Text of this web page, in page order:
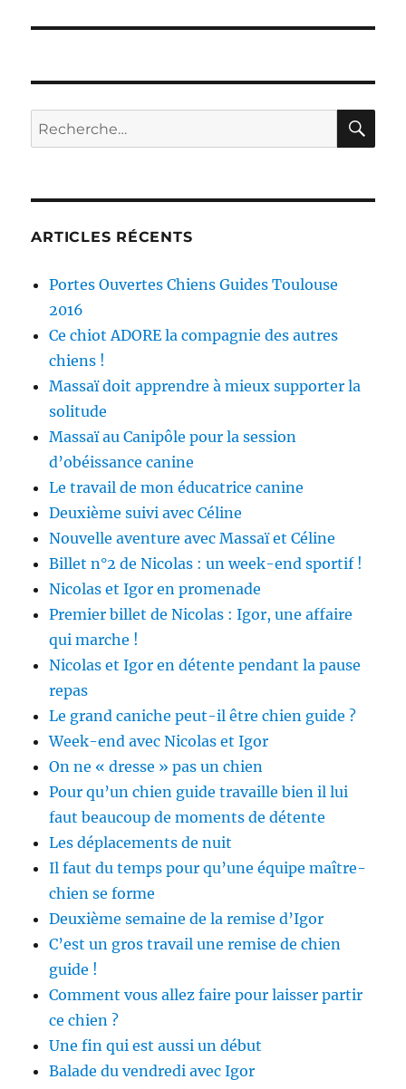
Recherche
pour :
ARTICLES RÉCENTS
Portes Ouvertes Chiens Guides Toulouse
2016
Ce chiot ADORE la compagnie des autres
chiens !
Massaï doit apprendre à mieux supporter la
solitude
Massaï au Canipôle pour la session
d’obéissance canine
Le travail de mon éducatrice canine
Deuxième suivi avec Céline
Nouvelle aventure avec Massaï et Céline
Billet n°2 de Nicolas : un week-end sportif !
Nicolas et Igor en promenade
Premier billet de Nicolas : Igor, une affaire
qui marche !
Nicolas et Igor en détente pendant la pause
repas
Le grand caniche peut-il être chien guide ?
Week-end avec Nicolas et Igor
On ne « dresse » pas un chien
Pour qu’un chien guide travaille bien il lui
faut beaucoup de moments de détente
Les déplacements de nuit
Il faut du temps pour qu’une équipe maître-
chien se forme
Deuxième semaine de la remise d’Igor
C’est un gros travail une remise de chien
guide !
Comment vous allez faire pour laisser partir
ce chien ?
Une fin qui est aussi un début
Balade du vendredi avec Igor